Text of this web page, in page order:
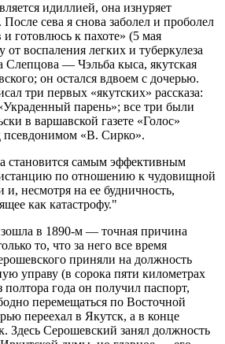
идиллией, она изнуряет
сева я снова заболел и проболел
готовлюсь к пахоте» (5 мая
от воспаления легких и туберкулеза
— Чэльба кыса, якутская
он остался вдвоем с дочерью.
три первых «якутских» рассказа:
парень»; все три были
в варшавской газете «Голос»
псевдонимом «В. Сирко».
становится самым эффективным
по отношению к чудовищной
несмотря на ее будничность,
как катастрофу.
в 1890‐м — точная причина
то, что за него все время
приняли на должность
управу (в сорока пяти километрах
года он получил паспорт,
перемещаться по Восточной
переехал в Якутск, а в конце
Здесь Серошевский занял должность